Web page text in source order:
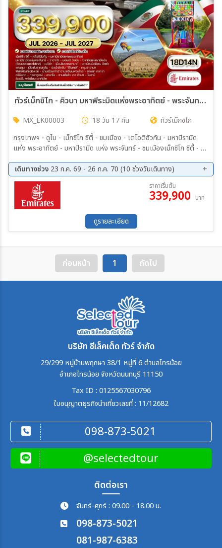
ทัวร์เม็กซิโก - คิวบา มหาพีระมิดแห่งพระอาทิตย์ - พระจันทร์ 18 วัน (EK) JUL 26 - JUL 27
MX_EK00003 18 วัน 17 คืน
ทัวร์เม็กซิโก
กรุงเทพฯ - ดูไบ - เม็กซิโก ซิตี้ - ชมเมือง - เตโอติฮัวกัน - มหาปิรามิด
แห่ง พระอาทิตย์ - มหาปิรามิด แห่ง พระจันทร์ - ชมเมืองเม็กซิโก ซิตี้ - วา
เมริด้า - เมืองโบราณคาบาห์ - ชมเมืองเมริด้า
เดินทางช่วง 23 ก.ค. 69 - 26 ก.ค. 70 (10 ช่วงวันเดินทาง)
11 ส.ค. 69 - 28 ส.ค. 69
23 ก.ย. 69 - 10 ต.ค. 69
28 ต.ค. 69 - 14 พ.ย. 69
24 ธ.ค. 69 - 10 ม.ค. 70
12 ก.พ. 70 - 01 มี.ค 70
26 ก.พ. 70 - 15 มี.ค 70
29 เม.ย 70 - 16 พ.ค. 70
09 ก.ค. 70 - 26 ก.ค. 70
ราคาเริ่มต้น
339,900 บาท
ดูรายละเอียด
ก่อนหน้า 1 ถัดไป
บริษัท ซีเล็คเต็ด ทัวร์ จำกัด
29/299 หมู่บ้านพฤกษา 38/1 หมู่ที่ 6 ตำบลไทรน้อย
อำเภอไทรน้อย จังหวัดนนทบุรี 11150
Tax ID : 0125567030796
ใบอนุญาตธุรกิจนำเที่ยวเลขที่ : 11/12682
098-873-5021
@selectedtour
ติดต่อเรา
จันทร์-ศุกร์ : 09.00 - 18.00 น.
098-873-5021
081-987-6383